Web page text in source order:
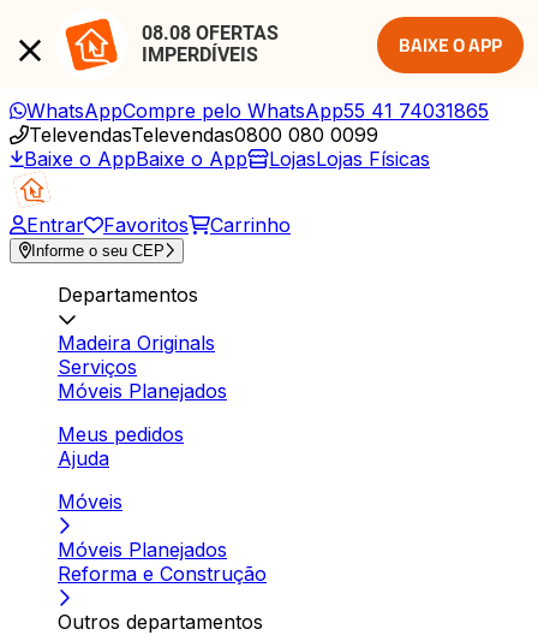
08.08 OFERTAS
IMPERDÍVEIS
BAIXE O APP
WhatsAppCompre pelo WhatsApp55 41 74031865
TelevendasTelevendas0800 080 0099
Baixe o AppBaixe o App LojasLojas Físicas
Entrar Favoritos Carrinho
Informe o seu CEP
Departamentos
Madeira Originals
Serviços
Móveis Planejados
Meus pedidos
Ajuda
Móveis
Móveis Planejados
Reforma e Construção
Outros departamentos